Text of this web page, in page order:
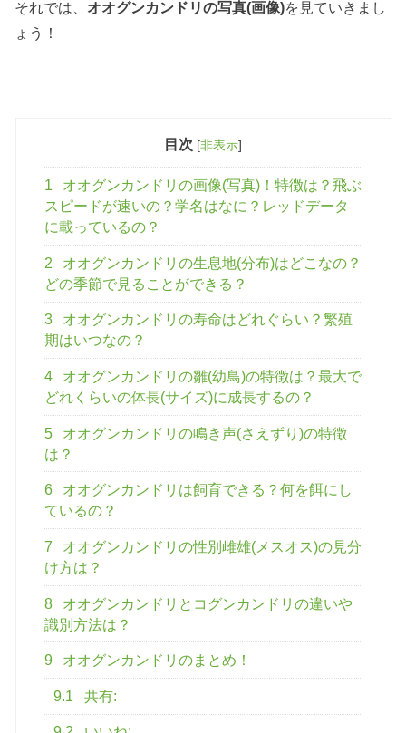
それでは、 オオグンカンドリの写真(画像)を見ていきまし
ょう！
目次 [非表示]
1
オオグンカンドリの画像(写真)！特徴は？飛ぶ
スピードが速いの？学名はなに？レッドデータ
に載っているの？
2
オオグンカンドリの生息地(分布)はどこなの？
どの季節で見ることができる？
3
オオグンカンドリの寿命はどれぐらい？繁殖
期はいつなの？
4
オオグンカンドリの雛(幼鳥)の特徴は？最大で
どれくらいの体長(サイズ)に成長するの？
5
オオグンカンドリの鳴き声(さえずり)の特徴
は？
6
オオグンカンドリは飼育できる？何を餌にし
ているの？
7
オオグンカンドリの性別雌雄(メスオス)の見分
け方は？
8
オオグンカンドリとコグンカンドリの違いや
識別方法は？
9 オオグンカンドリのまとめ！
9.1 共有: